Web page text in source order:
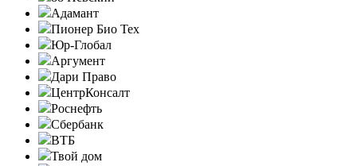
Адамант
Пионер Био Тех
Юр-Глобал
Аргумент
Дари Право
ЦентрКонсалт
Роснефть
Сбербанк
ВТБ
Твой дом